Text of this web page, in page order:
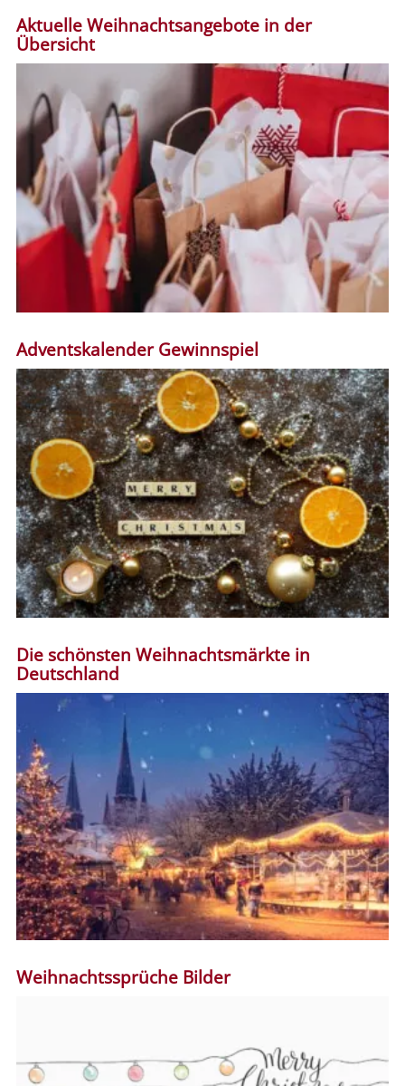
Aktuelle Weihnachtsangebote in der
Übersicht
Adventskalender Gewinnspiel
Die schönsten Weihnachtsmärkte in
Deutschland
Weihnachtssprüche Bilder